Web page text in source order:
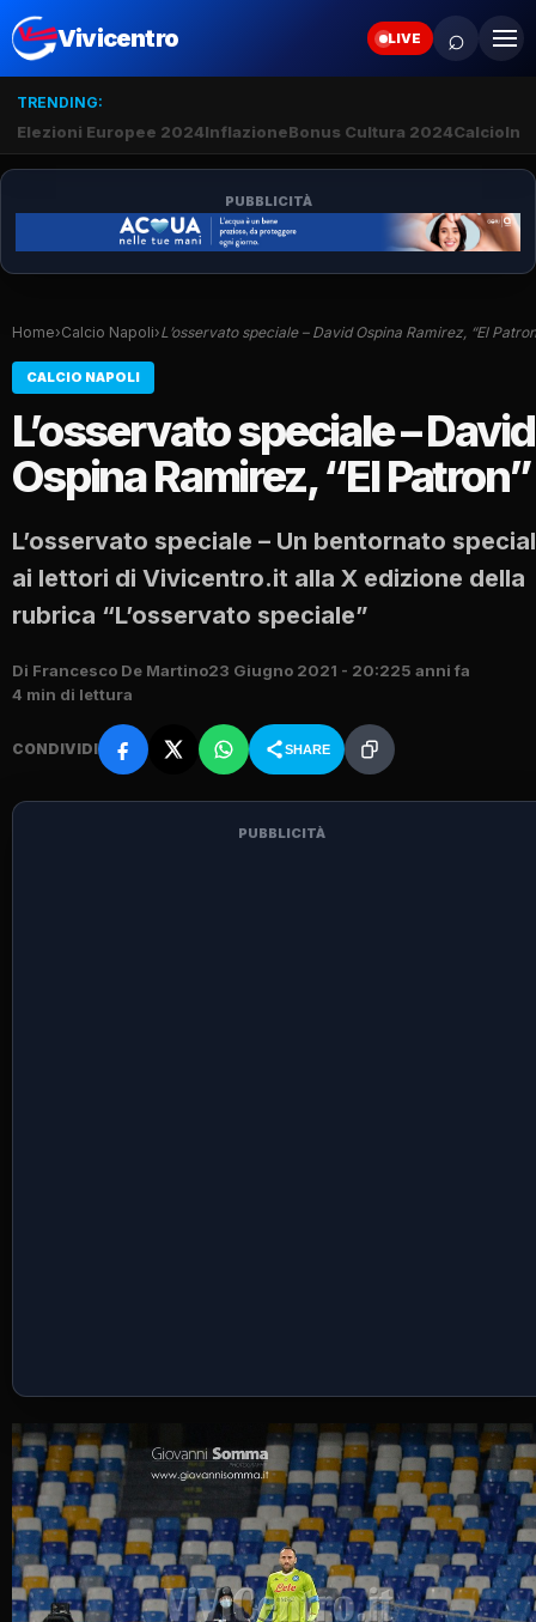
Vivicentro LIVE ⌕
TRENDING:
Elezioni Europee 2024InflazioneBonus Cultura 2024Calcio
PUBBLICITÀ
Home›Calcio Napoli›L’osservato speciale – David Ospina Ramirez, “El
CALCIO NAPOLI
L’osservato speciale – David
Ospina Ramirez, “El Patron”
L’osservato speciale – Un bentornato
ai lettori di Vivicentro.it alla X edizione della
rubrica “L’osservato speciale”
Di Francesco De Martino23 Giugno 2021 - 20:225 anni fa
4 min di lettura
CONDIVIDI SHARE
PUBBLICITÀ